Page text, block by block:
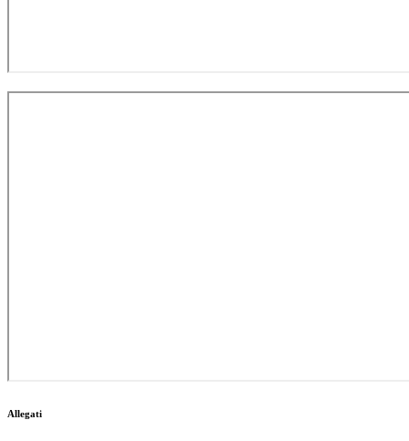
Allegati